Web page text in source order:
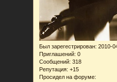
Был зарегестрирован: 2010-
Приглашений: 0
Сообщений: 318
Репутация: +15
Просидел на форуме: